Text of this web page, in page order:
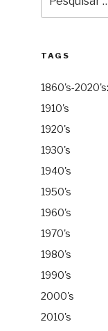
por:
TAGS
1860's-
1910's
1920's
1930's
1940's
1950's
1960's
1970's
1980's
1990's
2000's
2010's